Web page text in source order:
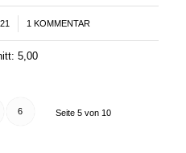
1 KOMMENTAR
5,00
Seite 5 von 10
6